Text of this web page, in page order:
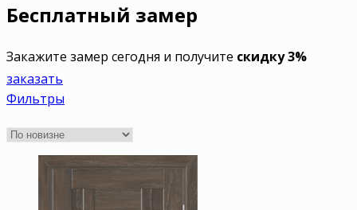
Бесплатный замер
Закажите замер сегодня и получите скидку 3%
заказать
Фильтры
Цвет
Бежевые(598)
Беленый дуб
(269)